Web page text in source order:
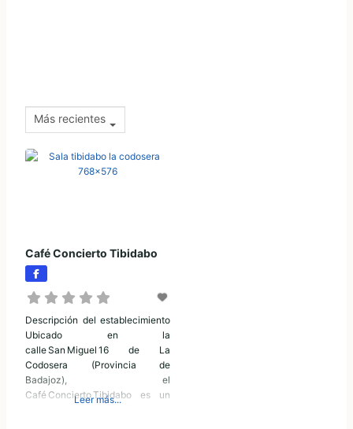
Más recientes
Café Concierto Tibidabo
Descripción del establecimiento
Ubicado en la
calle San Miguel 16 de La
Codosera (Provincia de
Badajoz), el
Café Concierto Tibidabo es un
Leer más...